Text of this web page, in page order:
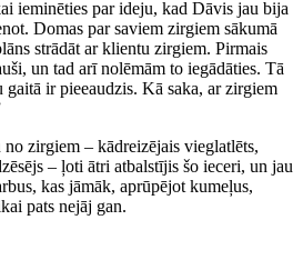
ieminēties par ideju, kad Dāvis jau bija
Domas par saviem zirgiem sākumā
strādāt ar klientu zirgiem. Pirmais
un tad arī nolēmām to iegādāties. Tā
gaitā ir pieeaudzis. Kā saka, ar zirgiem
zirgiem – kādreizējais vieglatlēts,
– ļoti ātri atbalstījis šo ieceri, un jau
kas jāmāk, aprūpējot kumeļus,
pats nejāj gan.